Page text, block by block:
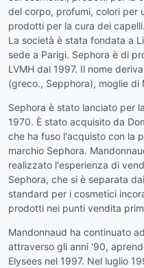
del corpo, profumi, colori per
prodotti per la cura dei capelli.
La società è stata fondata a
sede a Parigi. Sephora è di
LVMH dal 1997. Il nome
(greco., Sepphora), moglie di
Sephora è stato lanciato per
1970. È stato acquisito da
che ha fuso l'acquisto con la
marchio Sephora.
realizzato l'esperienza di
Sephora, che si è separata
standard per i cosmetici
prodotti nei punti vendita
Mandonnaud ha continuato
attraverso gli anni '90,
Elysees nel 1997. Nel luglio